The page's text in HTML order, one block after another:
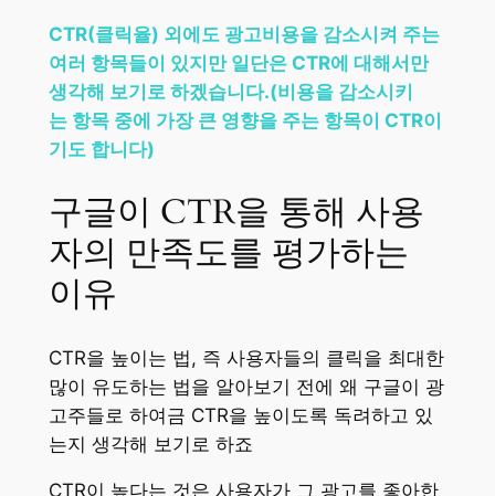
CTR(클릭율) 외에도 광고비용을 감소시켜 주는
여러 항목들이 있지만 일단은 CTR에 대해서만
생각해 보기로 하겠습니다.(비용을 감소시키
는 항목 중에 가장 큰 영향을 주는 항목이 CTR이
기도 합니다)
구글이 CTR을 통해 사용
자의 만족도를 평가하는
이유
CTR을 높이는 법, 즉 사용자들의 클릭을 최대한
많이 유도하는 법을 알아보기 전에 왜 구글이 광
고주들로 하여금 CTR을 높이도록 독려하고 있
는지 생각해 보기로 하죠
CTR이 높다는 것은 사용자가 그 광고를 좋아한